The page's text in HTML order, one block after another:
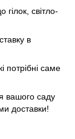
світло-
в
потрібні саме
вашого саду
доставки!